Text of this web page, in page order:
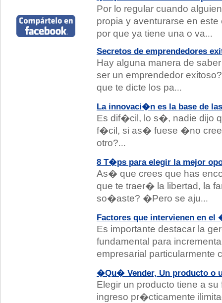
Por lo regular cuando
propia y aventurarse en
por que ya tiene una o va...
Secretos de emprendedores
Hay alguna manera de
ser un emprendedor
que te dicte los pa...
La innovaci�n es la base de
Es dif�cil, lo s�, nadie dijo
f�cil, si as� fuese �no
otro?...
8 T�ps para elegir la mejor
As� que crees que has
que te traer� la libertad, la
so�aste? �Pero se aju...
Factores que intervienen en
Es importante destacar la
fundamental para
empresarial particularmente c
�Qu� Vender, Un producto o
Elegir un producto tiene a
ingreso pr�cticamente